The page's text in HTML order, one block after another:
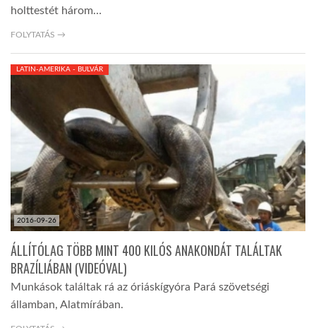
holttestét három…
FOLYTATÁS →
2016-09-26
LATIN-AMERIKA - BULVÁR
ÁLLÍTÓLAG TÖBB MINT 400 KILÓS ANAKONDÁT TALÁLTAK
BRAZÍLIÁBAN (VIDEÓVAL)
Munkások találtak rá az óriáskígyóra Pará szövetségi
államban, Alatmírában.